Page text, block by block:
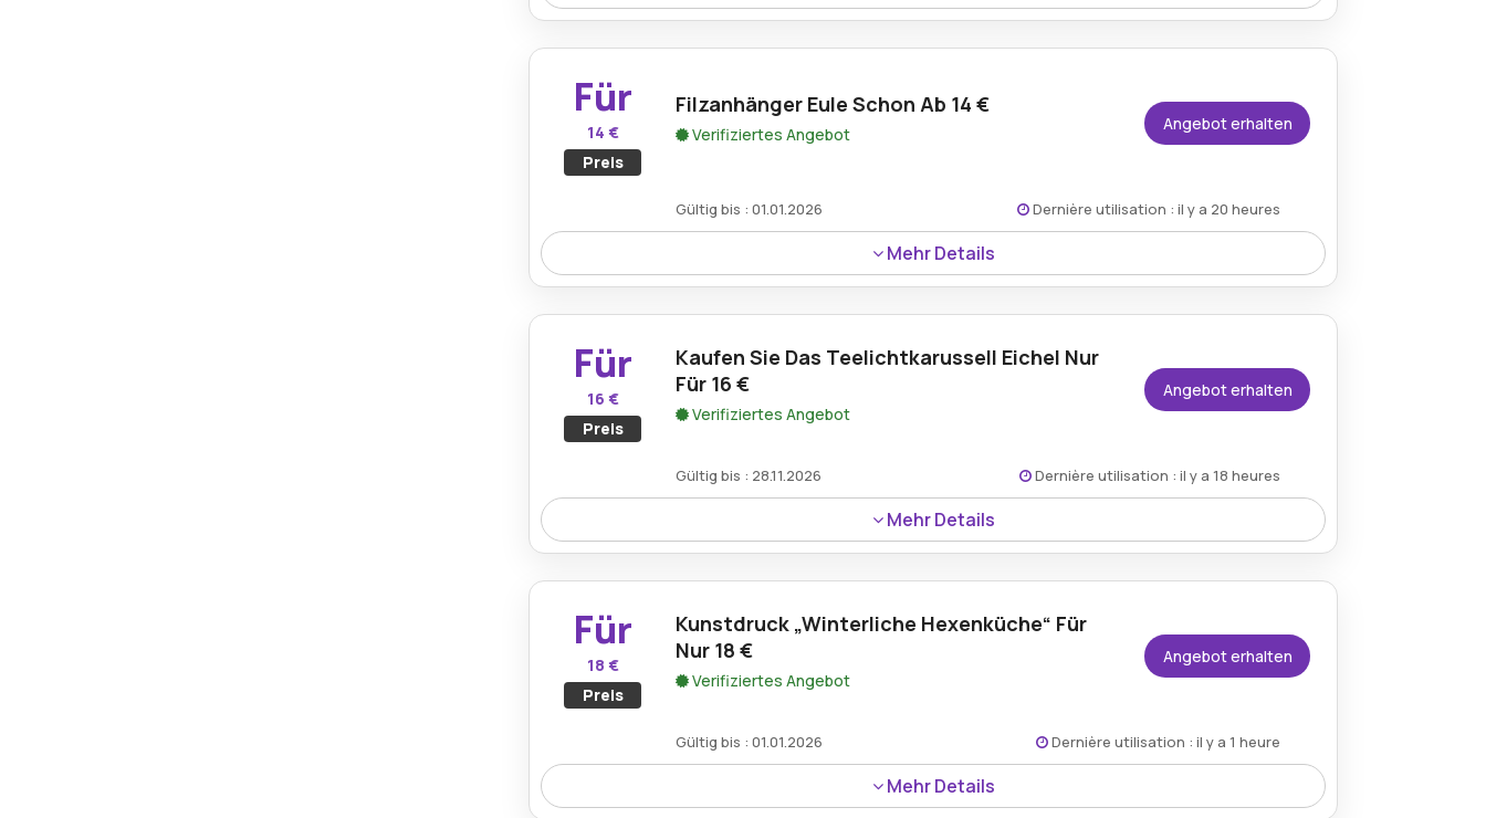
Kaufen Sie das Postkartenset „Wald“ für nur 8,50 € mit einer entzückenden Sammlung von von der
Natur inspirierten Illustrationen. Diese atemberaubenden Postkarten eignen sich ideal zum
Für
14 €
Preis
Filzanhänger Eule Schon Ab 14 €
Verifiziertes Angebot
Angebot erhalten
Gültig bis : 01.01.2026 Dernière utilisation : il y a 20 heures
Mehr Details
Holen Sie sich den Filz-Anhänger Eule für nur 14 €, ein wunderschön handgefertigtes Accessoire,
das den Charme des Waldes einfängt. Perfekt als aufmerksames Geschenk oder als einzigartige
Für
16 €
Preis
Kaufen Sie Das Teelichtkarussell Eichel Nur
Für 16 €
Verifiziertes Angebot
Angebot erhalten
Gültig bis : 28.11.2026 Dernière utilisation : il y a 18 heures
Mehr Details
Kaufen Sie das Teelichtkarussell Eichel für nur 16 €, ein hypnotisierender und dekorativer Artikel,
der eine gemütliche Atmosphäre schafft. Dieses aufwendig gestaltete Karussell dreht sich sanft
Für
18 €
Preis
Kunstdruck „Winterliche Hexenküche“ Für
Nur 18 €
Verifiziertes Angebot
Angebot erhalten
Gültig bis : 01.01.2026 Dernière utilisation : il y a 1 heure
Mehr Details